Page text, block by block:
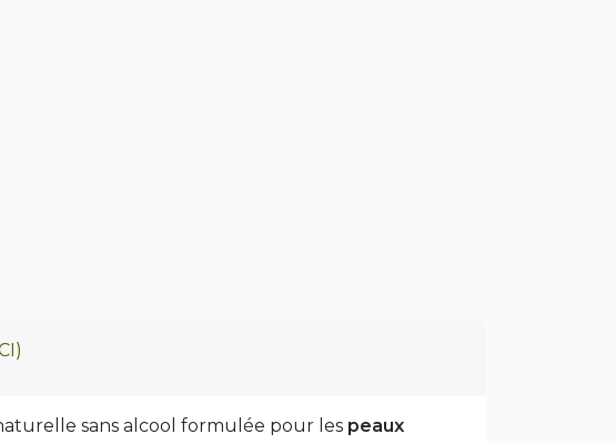
sans alcool formulée pour les peaux